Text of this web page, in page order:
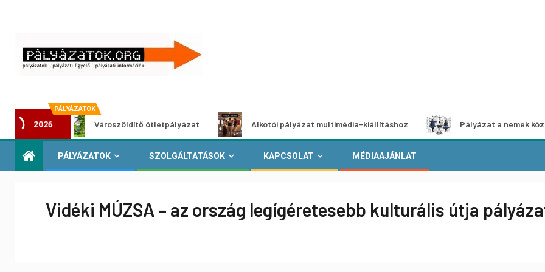
PÁLYÁZATOK
2026Városzöldítő ötletpályázat Alkotói pályázat multimédia-kiállításhoz Pályázat a nemek közötti
PÁLYÁZATOK SZOLGÁLTATÁSOK KAPCSOLAT MÉDIAAJÁNLAT
Vidéki MÚZSA – az ország legígéretesebb kulturális útja